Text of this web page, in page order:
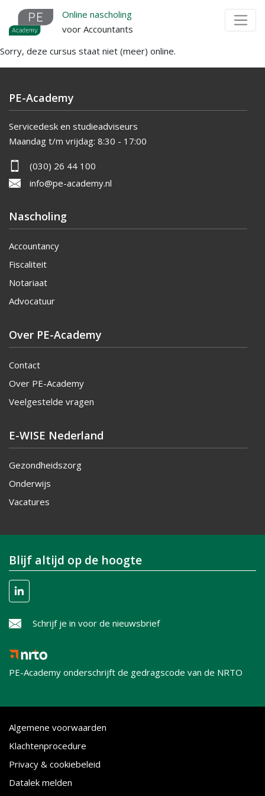
Overslaan
naar
de
inhoud
Online nascholing
voor Accountants
Sorry, deze cursus staat niet (meer) online.
PE-Academy
Servicedesk en studieadviseurs
Maandag t/m vrijdag: 8:30 - 17:00
(030) 26 44 100
info@pe-academy.nl
Nascholing
Accountancy
Fiscaliteit
Notariaat
Advocatuur
Over PE-Academy
Contact
Over PE-Academy
Veelgestelde vragen
E-WISE Nederland
Gezondheidszorg
Onderwijs
Vacatures
Blijf altijd op de hoogte
Schrijf je in voor de nieuwsbrief
PE-Academy onderschrijft de gedragscode van de NRTO
Algemene voorwaarden
Klachtenprocedure
Privacy & cookiebeleid
Datalek melden